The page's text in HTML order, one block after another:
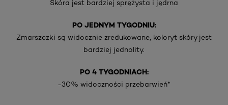
Skóra jest bardziej sprężysta i jędrna
PO JEDNYM TYGODNIU:
Zmarszczki są widocznie zredukowane, koloryt skóry jest
bardziej jednolity.
PO 4 TYGODNIACH:
-30% widoczności przebarwień*